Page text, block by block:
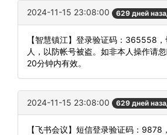
2024-11-15 23:08:00 629 дней
【智慧镇江】登录验证码：365558
人，以防帐号被盗。如非本人操作请
20分钟内有效。
2024-11-15 23:08:00 629 дней
【飞书会议】短信登录验证码：9878